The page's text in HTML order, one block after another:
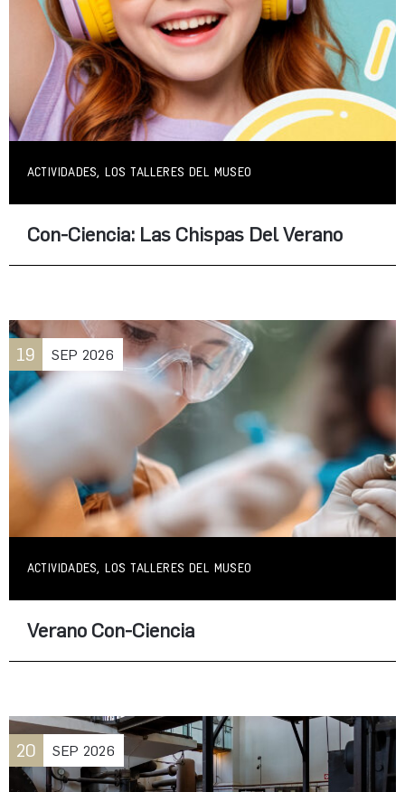
ACTIVIDADES, LOS TALLERES DEL MUSEO
Con-Ciencia: Las Chispas Del Verano
19 SEP 2026
ACTIVIDADES, LOS TALLERES DEL MUSEO
Verano Con-Ciencia
20 SEP 2026